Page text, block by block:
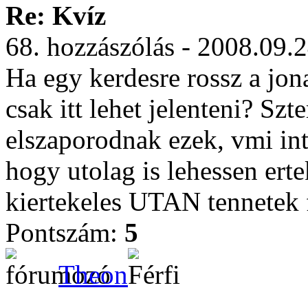
Re: Kvíz
68. hozzászólás -
Ha egy kerdesre rossz a
csak itt lehet jelenteni?
elszaporodnak ezek, vmi
hogy utolag is lehessen
kiertekeles UTAN
Pontszám: 5
Theon